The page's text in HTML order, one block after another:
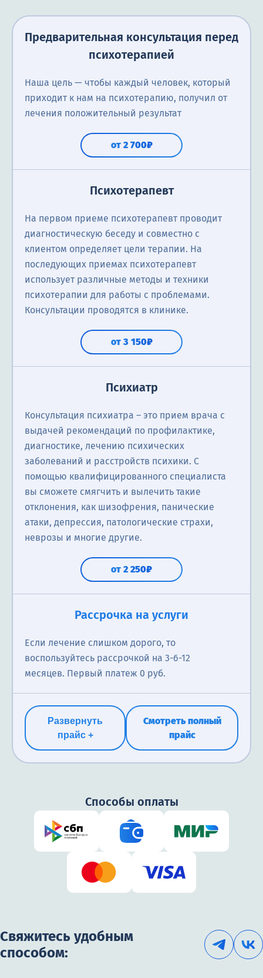
Предварительная консультация перед
психотерапией
Наша цель — чтобы каждый человек, который
приходит к нам на психотерапию, получил от
лечения положительный результат
от 2 700₽
Психотерапевт
На первом приеме психотерапевт проводит
диагностическую беседу и совместно с
клиентом определяет цели терапии. На
последующих приемах психотерапевт
использует различные методы и техники
психотерапии для работы с проблемами.
Консультации проводятся в клинике.
от 3 150₽
Психиатр
Консультация психиатра ― это прием врача с
выдачей рекомендаций по профилактике,
диагностике, лечению психических
заболеваний и расстройств психики. С
помощью квалифицированного специалиста
вы сможете смягчить и вылечить такие
отклонения, как шизофрения, панические
атаки, депрессия, патологические страхи,
неврозы и многие другие.
от 2 250₽
Рассрочка на услуги
Если лечение слишком дорого, то
воспользуйтесь рассрочкой на 3-6-12
месяцев. Первый платеж 0 руб.
Развернуть
прайс +
Смотреть полный
прайс
Способы оплаты
Свяжитесь удобным
способом: